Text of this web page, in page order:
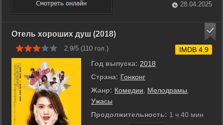
28.04.2025
Отель хороших душ (2018)
2.9/5 (110 гол.)
Год выпуска: 2018
Страна: Гонконг
Жанр: Комедии, Мелодрамы,
Ужасы
Продолжительность: 1 ч 40 мин
IMDB 4.9